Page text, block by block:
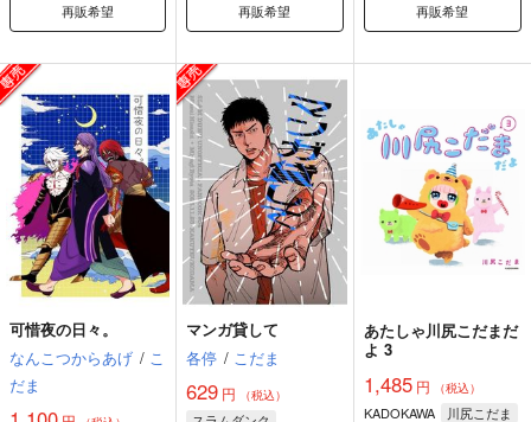
再販希望 再販希望 再販希望
可惜夜の日々。
なんこつからあげ / こ
だま
マンガ貸して
各停 / こだま
629 円 （税込）
あたしゃ川尻こだまだ
よ 3
1,485円 （税込）
KADOKAWA 川尻こだま